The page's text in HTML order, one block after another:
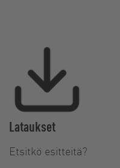
Lataukset
Etsitkö esitteitä?